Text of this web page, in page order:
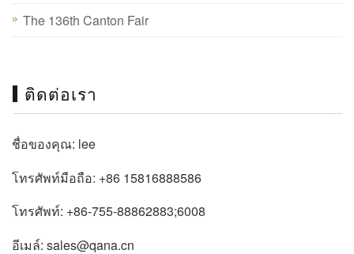
The 136th Canton Fair
ติดต่อเรา
ชื่อของคุณ: lee
โทรศัพท์มือถือ: +86 15816888586
โทรศัพท์: +86-755-88862883;6008
อีเมล์: sales@qana.cn